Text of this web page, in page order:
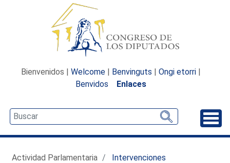
Bienvenidos | Welcome | Benvinguts | Ongi etorri |
Benvidos
Enlaces
Actividad Parlamentaria
Intervenciones